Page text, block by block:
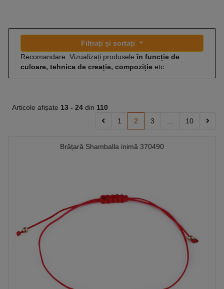
Filtrați și sortați
Recomandare: Vizualizați produseleîn funcție de
culoare, tehnica de creație, compoziție etc.
Articole afișate 13 - 24 din 110
1
2 3 10
Brățară Shamballa inimă 370490